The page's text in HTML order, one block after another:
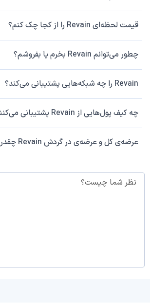
قیمت لحظه‌ای Revain را از کجا چک کنم؟
چطور می‌توانم Revain بخرم یا بفروشم؟
Revain را چه شبکه‌هایی پشتیبانی می‌کند؟
چه کیف پول‌هایی از Revain پشتیبانی می‌کنند؟
عرضه‌ی کل و عرضه‌ی در گردش Revain چقدر است؟
نظر شما چیست؟